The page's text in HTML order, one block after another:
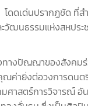
ดดเด่นปรากฏชัด
ฒนธรรมแห่งสหปร
งปัญญาของสังคม
ณค่ายิ่งต่อวงการดนต
าสตร์การวิจารณ์